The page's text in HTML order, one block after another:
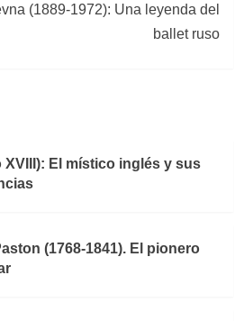
(1889-1972): Una leyenda del
ballet ruso
El místico inglés y sus
(1768-1841). El pionero